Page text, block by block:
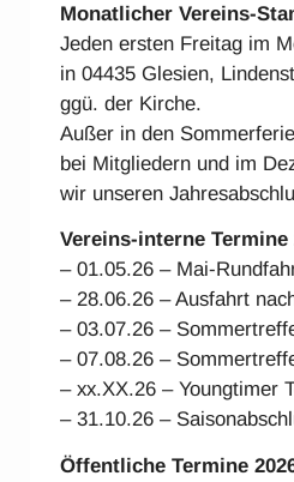
Monatlicher Vereins-
Jeden ersten Freitag im
in 04435 Glesien,
ggü. der Kirche.
Außer in den
bei Mitgliedern und im
wir unseren
Vereins-interne Termine
– 01.05.26 – Mai-
– 28.06.26 – Ausfahrt
– 03.07.26 –
– 07.08.26 –
– xx.XX.26 – Youngtimer
– 31.10.26 –
Öffentliche Termine